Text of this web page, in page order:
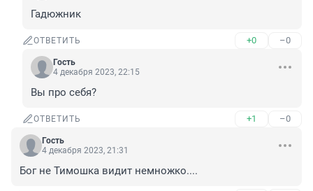
Гадюжник
ОТВЕТИТЬ +0 –0
Гость
4 декабря 2023, 22:15
Вы про себя?
ОТВЕТИТЬ +1 –0
Гость
4 декабря 2023, 21:31
Бог не Тимошка видит немножко....